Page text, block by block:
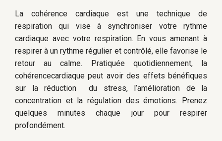
La cohérence cardiaque est une technique de
respiration qui vise à synchroniser votre rythme
cardiaque avec votre respiration. En vous amenant à
respirer à un rythme régulier et contrôlé, elle favorise le
retour au calme. Pratiquée quotidiennement, la
cohérencecardiaque peut avoir des effets bénéfiques
sur la réduction du stress, l’amélioration de la
concentration et la régulation des émotions. Prenez
quelques minutes chaque jour pour respirer
profondément.